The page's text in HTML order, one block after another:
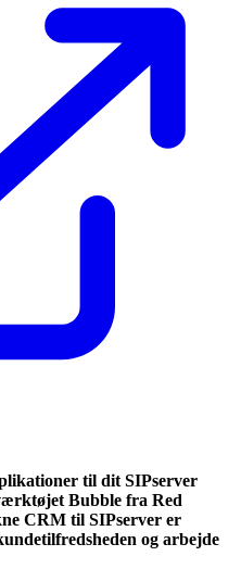
til dit SIPserver
Bubble fra Red
CRM til SIPserver er
og arbejde